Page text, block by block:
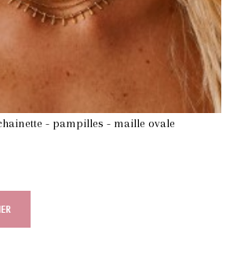
- pampilles - maille ovale